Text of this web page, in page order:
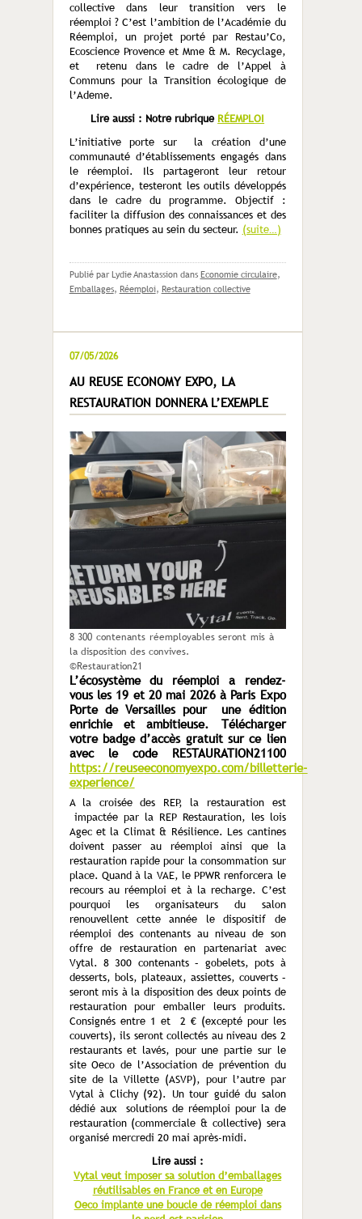
collective dans leur transition vers le
réemploi ? C’est l’ambition de l’Académie du
Réemploi, un projet porté par Restau’Co,
Ecoscience Provence et Mme & M. Recyclage,
et retenu dans le cadre de l’Appel à
Communs pour la Transition écologique de
l’Ademe.
Lire aussi : Notre rubrique RÉEMPLOI
L’initiative porte sur la création d’une
communauté d’établissements engagés dans
le réemploi. Ils partageront leur retour
d’expérience, testeront les outils développés
dans le cadre du programme. Objectif :
faciliter la diffusion des connaissances et des
bonnes pratiques au sein du secteur. (suite…)
Publié par Lydie Anastassion dans Economie circulaire,
Emballages, Réemploi, Restauration collective
07/05/2026
AU REUSE ECONOMY EXPO, LA
RESTAURATION DONNERA L’EXEMPLE
8 300 contenants réemployables seront mis à
la disposition des convives.
©Restauration21
L’écosystème du réemploi a rendez-
vous les 19 et 20 mai 2026 à Paris Expo
Porte de Versailles pour une édition
enrichie et ambitieuse. Télécharger
votre badge d’accès gratuit sur ce lien
avec le code RESTAURATION21100
https://reuseeconomyexpo.com/billetterie-
experience/
A la croisée des REP, la restauration est
impactée par la REP Restauration, les lois
Agec et la Climat & Résilience. Les cantines
doivent passer au réemploi ainsi que la
restauration rapide pour la consommation sur
place. Quand à la VAE, le PPWR renforcera le
recours au réemploi et à la recharge. C’est
pourquoi les organisateurs du salon
renouvellent cette année le dispositif de
réemploi des contenants au niveau de son
offre de restauration en partenariat avec
Vytal. 8 300 contenants – gobelets, pots à
desserts, bols, plateaux, assiettes, couverts –
seront mis à la disposition des deux points de
restauration pour emballer leurs produits.
Consignés entre 1 et 2 € (excepté pour les
couverts), ils seront collectés au niveau des 2
restaurants et lavés, pour une partie sur le
site Oeco de l’Association de prévention du
site de la Villette (ASVP), pour l’autre par
Vytal à Clichy (92). Un tour guidé du salon
dédié aux solutions de réemploi pour la de
restauration (commerciale & collective) sera
organisé mercredi 20 mai après-midi.
Lire aussi :
Vytal veut imposer sa solution d’emballages
réutilisables en France et en Europe
Oeco implante une boucle de réemploi dans